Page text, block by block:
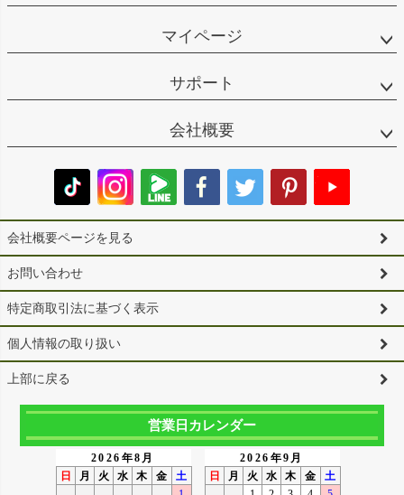
マイページ
サポート
会社概要
会社概要ページを見る
お問い合わせ
特定商取引法に基づく表示
個人情報の取り扱い
上部に戻る
営業日カレンダー